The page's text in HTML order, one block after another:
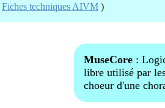
Fiches techniques AIVM )
MuseCore:
libre utilisé par
choeur d'une